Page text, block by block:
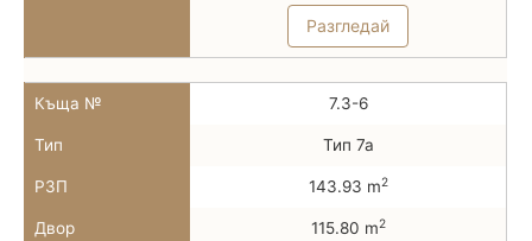
Разгледай
Къща № 7.3-6
Тип Тип 7а
РЗП 143.93 m2
Двор 115.80 m2